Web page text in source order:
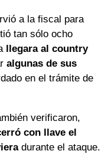
a la fiscal para
tan sólo ocho
llegara al country
algunas de sus
en el trámite de
verificaron,
con llave el
durante el ataque.